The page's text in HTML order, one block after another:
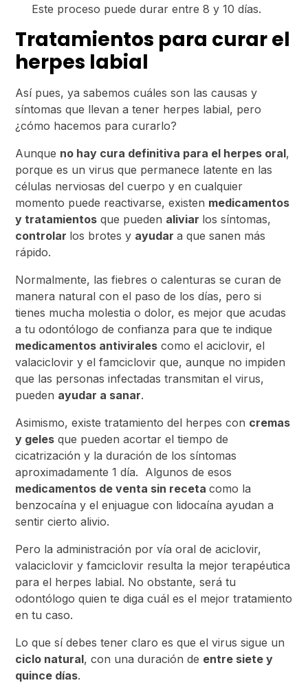
Este proceso puede durar entre 8 y 10 días.
Tratamientos para curar el
herpes labial
Así pues, ya sabemos cuáles son las causas y
síntomas que llevan a tener herpes labial, pero
¿cómo hacemos para curarlo?
Aunque no hay cura definitiva para el herpes oral,
porque es un virus que permanece latente en las
células nerviosas del cuerpo y en cualquier
momento puede reactivarse, existen medicamentos
y tratamientos que pueden aliviar los síntomas,
controlar los brotes y ayudara que sanen más
rápido.
Normalmente, las fiebres o calenturas se curan de
manera natural con el paso de los días, pero si
tienes mucha molestia o dolor, es mejor que acudas
a tu odontólogo de confianza para que te indique
medicamentos antivirales como el aciclovir, el
valaciclovir y el famciclovir que, aunque no impiden
que las personas infectadas transmitan el virus,
pueden ayudar a sanar.
Asimismo, existe tratamiento del herpes con cremas
y geles que pueden acortar el tiempo de
cicatrización y la duración de los síntomas
aproximadamente 1 día. Algunos de esos
medicamentos de venta sin recetacomo la
benzocaína y el enjuague con lidocaína ayudan a
sentir cierto alivio.
Pero la administración por vía oral de aciclovir,
valaciclovir y famciclovir resulta la mejor terapéutica
para el herpes labial. No obstante, será tu
odontólogo quien te diga cuál es el mejor tratamiento
en tu caso.
Lo que sí debes tener claro es que el virus sigue un
ciclo natural, con una duración de entre siete y
quince días.